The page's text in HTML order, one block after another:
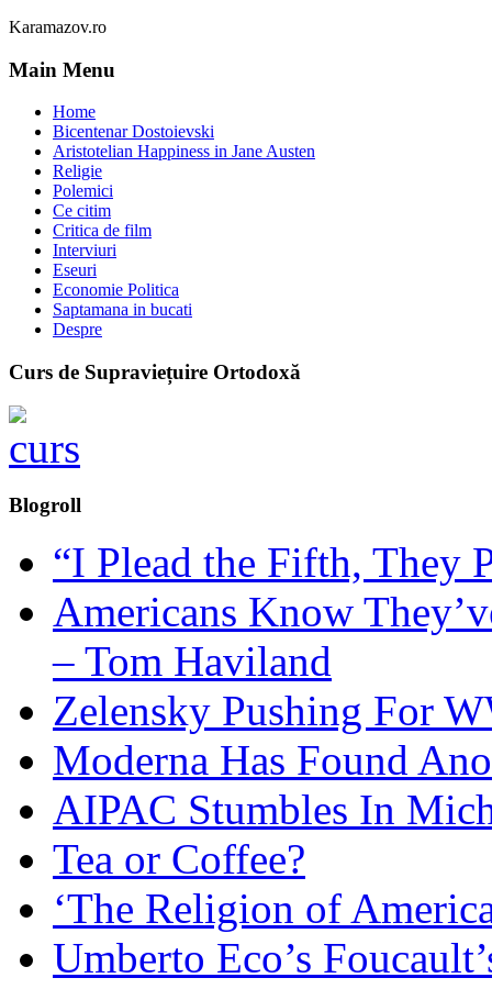
Karamazov.ro
Main Menu
Home
Bicentenar Dostoievski
Aristotelian Happiness in Jane Austen
Religie
Polemici
Ce citim
Critica de film
Interviuri
Eseuri
Economie Politica
Saptamana in bucati
Despre
Curs de Supraviețuire Ortodoxă
Blogroll
“I Plead the Fifth, They
Americans Know
– Tom Haviland
Zelensky Pushing For
Moderna Has Found
AIPAC Stumbles In
Tea or Coffee?
‘The Religion of
Umberto Eco’s